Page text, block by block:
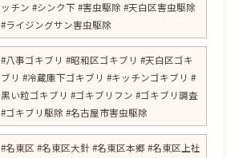
ッチン #シンク下 #害虫駆除 #天白区害虫駆除
#ライジングサン害虫駆除
#八事ゴキブリ #昭和区ゴキブリ #天白区ゴキ
ブリ #冷蔵庫下ゴキブリ #キッチンゴキブリ #
黒い粒ゴキブリ #ゴキブリフン #ゴキブリ調査
#ゴキブリ駆除 #名古屋市害虫駆除
#名東区 #名東区大針 #名東区本郷 #名東区上社